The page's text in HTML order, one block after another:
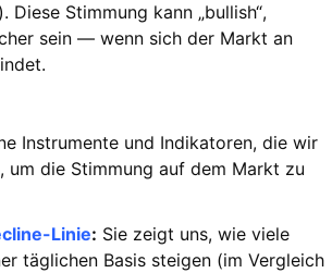
Diese Stimmung kann „bullish“,
sein — wenn sich der Markt an
Instrumente und Indikatoren, die wir
um die Stimmung auf dem Markt zu
Linie: Sie zeigt uns, wie viele
täglichen Basis steigen (im Vergleich